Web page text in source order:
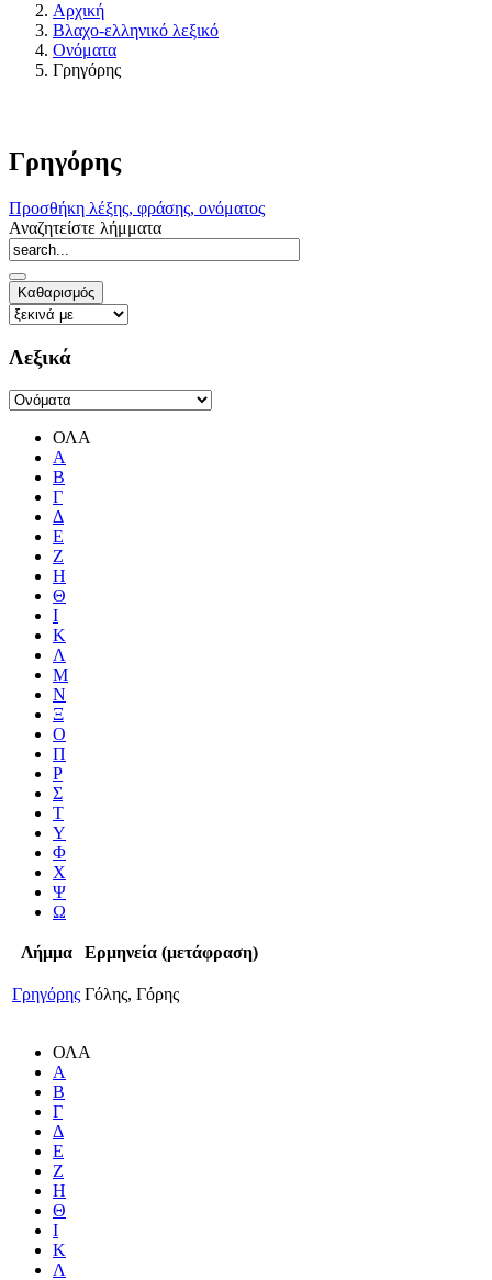
Αρχική
Βλαχο-ελληνικό λεξικό
Ονόματα
Γρηγόρης
Γρηγόρης
Προσθήκη λέξης, φράσης, ονόματος
Αναζητείστε λήμματα
Λεξικά
ΟΛΑ
Α
Β
Γ
Δ
Ε
Ζ
Η
Θ
Ι
Κ
Λ
Μ
Ν
Ξ
Ο
Π
Ρ
Σ
Τ
Υ
Φ
Χ
Ψ
Ω
Λήμμα Ερμηνεία (μετάφραση)
Γρηγόρης Γόλης, Γόρης
ΟΛΑ
Α
Β
Γ
Δ
Ε
Ζ
Η
Θ
Ι
Κ
Λ